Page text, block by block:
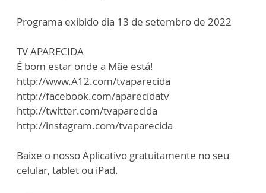
Programa exibido dia 13 de setembro de 2022
TV APARECIDA
É bom estar onde a Mãe está!
http://www.A12.com/tvaparecida
http://facebook.com/aparecidatv
http://twitter.com/tvaparecida
http://instagram.com/tvaparecida
Baixe o nosso Aplicativo gratuitamente no seu
celular, tablet ou iPad.